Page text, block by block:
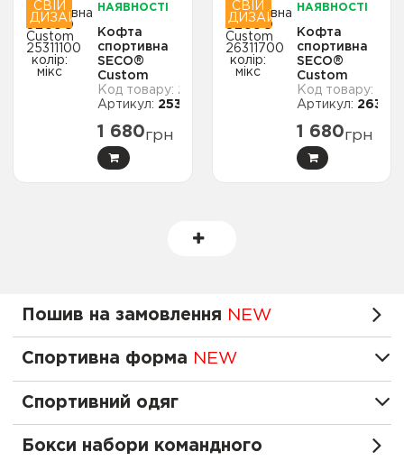
СВІЙ
ДИЗАЙН
НАЯВНОСТІ
Кофта
спортивна
SECO®
Custom
25311100
колір: мікс
2241
25311100
1 680грн
СВІЙ
ДИЗАЙН
НАЯВНОСТІ
Кофта
спортивна
SECO®
Custom
26311700
колір: мікс
1 680грн
Пошив на замовлення NEW
Спортивна форма NEW
Спортивний одяг
Бокси набори командного